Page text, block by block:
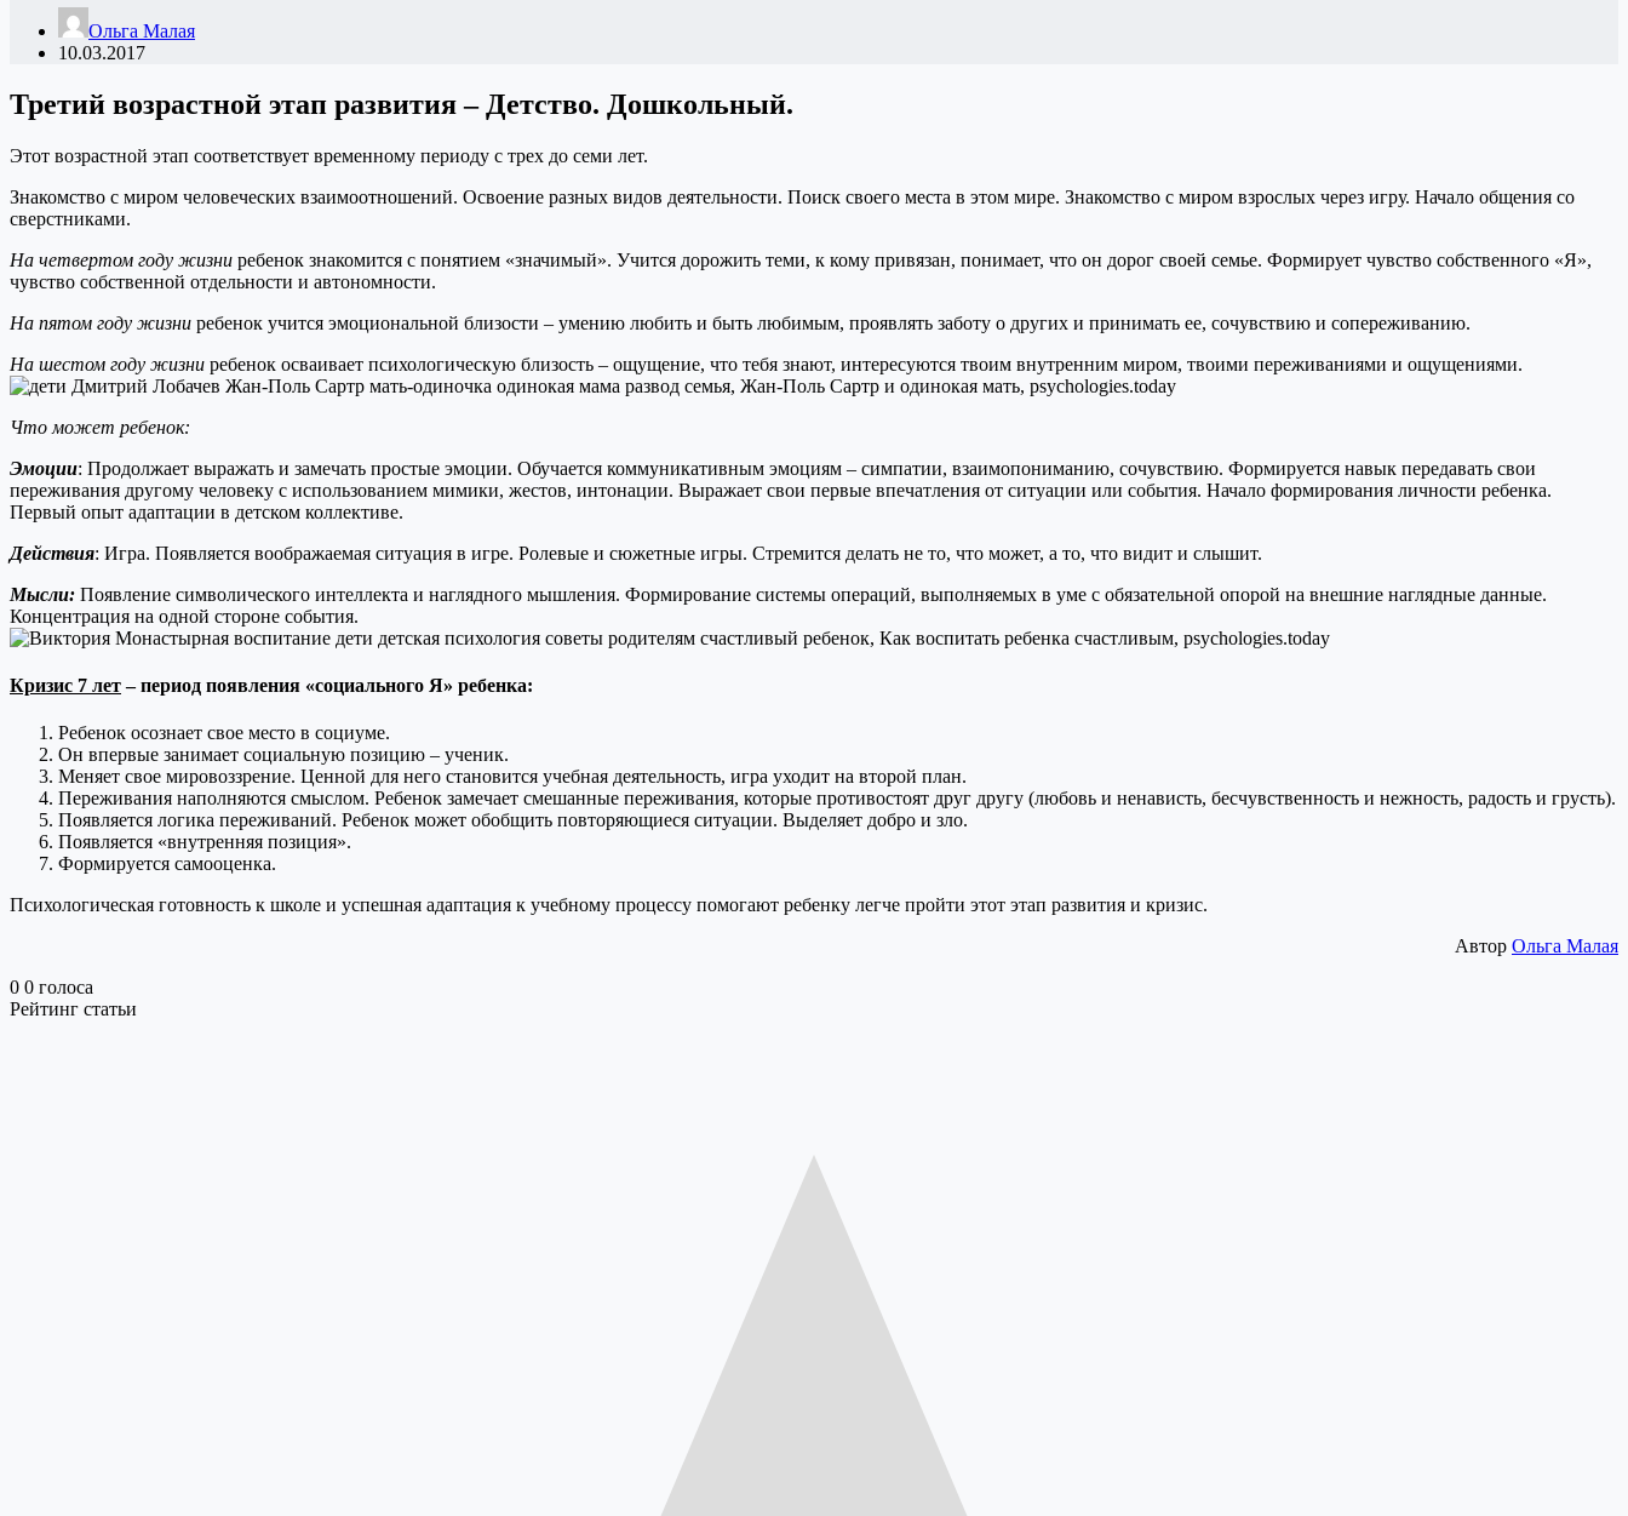
Ольга Малая
10.03.2017
Третий возрастной этап развития – Детство. Дошкольный.
Этот возрастной этап соответствует временному периоду с трех до семи лет.
Знакомство с миром человеческих взаимоотношений. Освоение разных видов деятельности. Поиск своего места в этом мире. Знакомство с миром взрослых через игру. Начало общения со
сверстниками.
На четвертом году жизни ребенок знакомится с понятием «значимый». Учится дорожить теми, к кому привязан, понимает, что он дорог своей семье. Формирует чувство собственного «Я»,
чувство собственной отдельности и автономности.
На пятом году жизни ребенок учится эмоциональной близости – умению любить и быть любимым, проявлять заботу о других и принимать ее, сочувствию и сопереживанию.
На шестом году жизни ребенок осваивает психологическую близость – ощущение, что тебя знают, интересуются твоим внутренним миром, твоими переживаниями и ощущениями.
Что может ребенок:
Эмоции: Продолжает выражать и замечать простые эмоции. Обучается коммуникативным эмоциям – симпатии, взаимопониманию, сочувствию. Формируется навык передавать свои
переживания другому человеку с использованием мимики, жестов, интонации. Выражает свои первые впечатления от ситуации или события. Начало формирования личности ребенка.
Первый опыт адаптации в детском коллективе.
Действия: Игра. Появляется воображаемая ситуация в игре. Ролевые и сюжетные игры. Стремится делать не то, что может, а то, что видит и слышит.
Мысли: Появление символического интеллекта и наглядного мышления. Формирование системы операций, выполняемых в уме с обязательной опорой на внешние наглядные данные.
Концентрация на одной стороне события.
Кризис 7 лет– период появления «социального Я» ребенка:
Ребенок осознает свое место в социуме.
Он впервые занимает социальную позицию – ученик.
Меняет свое мировоззрение. Ценной для него становится учебная деятельность, игра уходит на второй план.
Переживания наполняются смыслом. Ребенок замечает смешанные переживания, которые противостоят друг другу (любовь и ненависть, бесчувственность и нежность, радость и грусть).
Появляется логика переживаний. Ребенок может обобщить повторяющиеся ситуации. Выделяет добро и зло.
Появляется «внутренняя позиция».
Формируется самооценка.
Психологическая готовность к школе и успешная адаптация к учебному процессу помогают ребенку легче пройти этот этап развития и кризис.
Автор Ольга Малая
0 0 голоса
Рейтинг статьи